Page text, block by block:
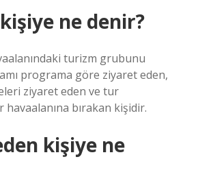
ne denir?
turizm grubunu
programa göre ziyaret eden,
ziyaret eden ve tur
havaalanına bırakan kişidir.
kişiye ne